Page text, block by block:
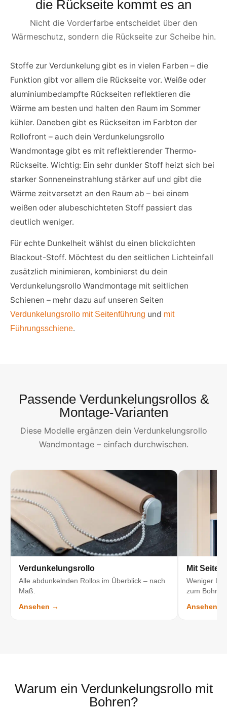
die Rückseite kommt es an
Nicht die Vorderfarbe entscheidet über den
Wärmeschutz, sondern die Rückseite zur Scheibe hin.
Stoffe zur Verdunkelung gibt es in vielen Farben – die
Funktion gibt vor allem die Rückseite vor. Weiße oder
aluminiumbedampfte Rückseiten reflektieren die
Wärme am besten und halten den Raum im Sommer
kühler. Daneben gibt es Rückseiten im Farbton der
Rollofront – auch dein Verdunkelungsrollo
Wandmontage gibt es mit reflektierender Thermo-
Rückseite. Wichtig: Ein sehr dunkler Stoff heizt sich bei
starker Sonneneinstrahlung stärker auf und gibt die
Wärme zeitversetzt an den Raum ab – bei einem
weißen oder alubeschichteten Stoff passiert das
deutlich weniger.
Für echte Dunkelheit wählst du einen blickdichten
Blackout-Stoff. Möchtest du den seitlichen Lichteinfall
zusätzlich minimieren, kombinierst du dein
Verdunkelungsrollo Wandmontage mit seitlichen
Schienen – mehr dazu auf unseren Seiten
Verdunkelungsrollo mit Seitenführung und mit
Führungsschiene.
Passende Verdunkelungsrollos &
Montage-Varianten
Diese Modelle ergänzen dein Verdunkelungsrollo
Wandmontage – einfach durchwischen.
Verdunkelungsrollo
Alle abdunkelnden Rollos im Überblick – nach
Maß.
Ansehen →
Mit
Weniger
zum
Ansehen →
Warum ein Verdunkelungsrollo mit
Bohren?